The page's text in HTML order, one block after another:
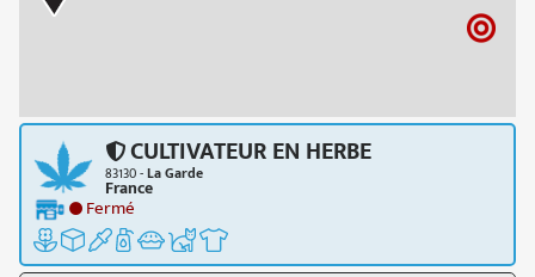
CULTIVATEUR EN HERBE
83130 -La Garde
France
Fermé